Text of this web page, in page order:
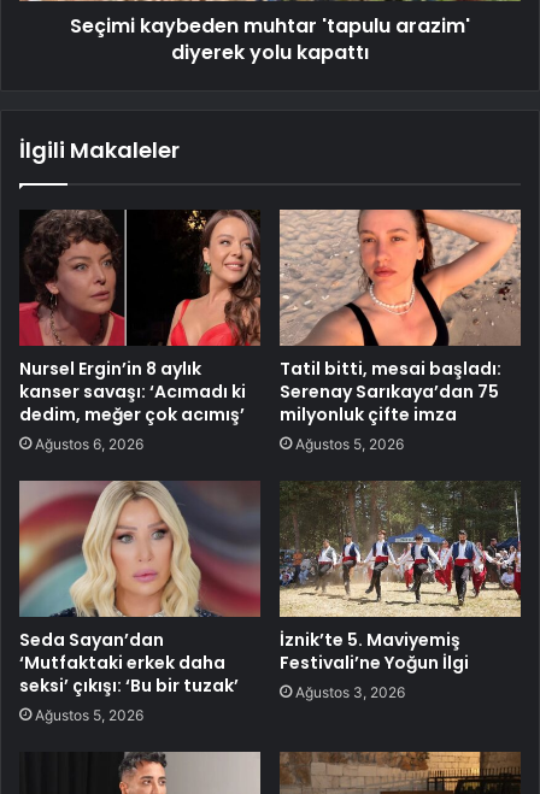
Seçimi kaybeden muhtar 'tapulu arazim'
diyerek yolu kapattı
İlgili Makaleler
Nursel Ergin’in 8 aylık
kanser savaşı: ‘Acımadı ki
dedim, meğer çok acımış’
Ağustos 6, 2026
Tatil bitti, mesai başladı:
Serenay Sarıkaya’dan 75
milyonluk çifte imza
Ağustos 5, 2026
Seda Sayan’dan
‘Mutfaktaki erkek daha
seksi’ çıkışı: ‘Bu bir tuzak’
Ağustos 5, 2026
İznik’te 5. Maviyemiş
Festivali’ne Yoğun İlgi
Ağustos 3, 2026